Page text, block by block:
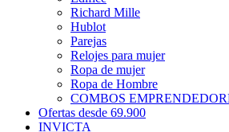
Richard Mille
Hublot
Parejas
Relojes para mujer
Ropa de mujer
Ropa de Hombre
COMBOS
Ofertas desde 69.900
INVICTA